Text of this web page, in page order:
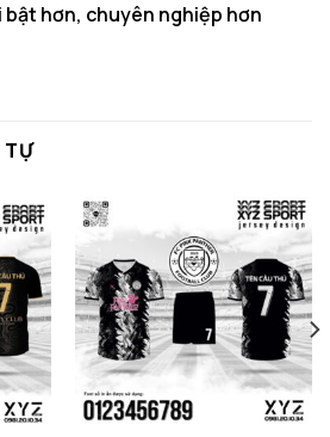
bật hơn, chuyên nghiệp hơn
TỰ